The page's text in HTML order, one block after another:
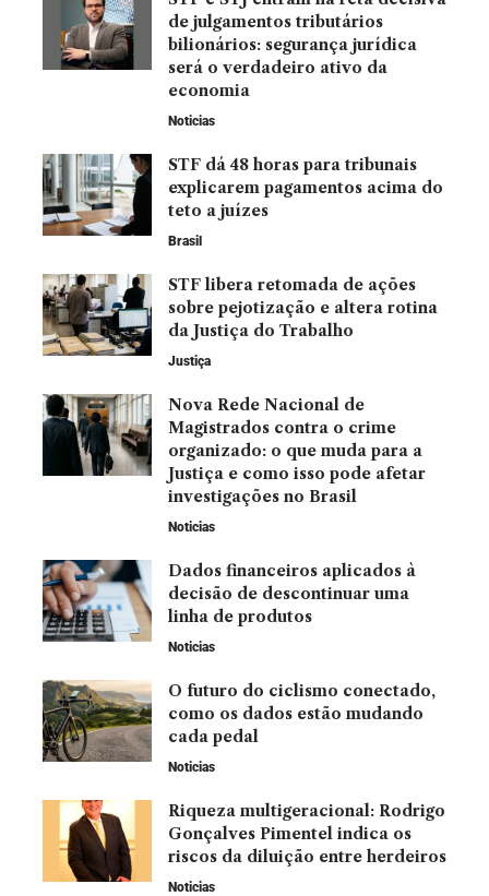
de julgamentos tributários
bilionários: segurança jurídica
será o verdadeiro ativo da
economia
Noticias
STF dá 48 horas para tribunais
explicarem pagamentos acima do
teto a juízes
Brasil
STF libera retomada de ações
sobre pejotização e altera rotina
da Justiça do Trabalho
Justiça
Nova Rede Nacional de
Magistrados contra o crime
organizado: o que muda para a
Justiça e como isso pode afetar
investigações no Brasil
Noticias
Dados financeiros aplicados à
decisão de descontinuar uma
linha de produtos
Noticias
O futuro do ciclismo conectado,
como os dados estão mudando
cada pedal
Noticias
Riqueza multigeracional: Rodrigo
Gonçalves Pimentel indica os
riscos da diluição entre herdeiros
Noticias